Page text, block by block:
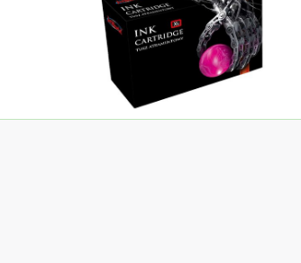
Tusz JetWorld Magenta EPSON